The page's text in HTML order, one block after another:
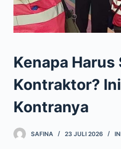
Kenapa Harus
Kontraktor?
Kontranya
SAFINA 23 JULI 2026